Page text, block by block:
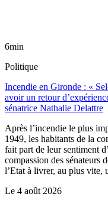
6min
Politique
Incendie en Gironde : «
avoir un retour
sénatrice Nathalie Delattre
Après l’incendie le plus
1949, les habitants de la
fait part de leur sentiment
compassion des sénateurs
l’Etat à livrer, au plus vite,
Le 4 août 2026